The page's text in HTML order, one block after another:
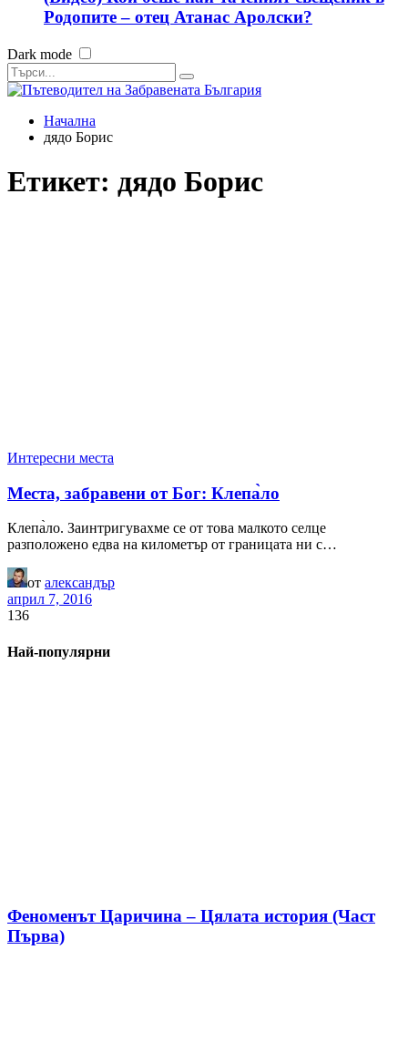
Родопите – отец Атанас Аролски?
Dark mode
Начална
дядо Борис
Етикет: дядо Борис
Интересни места
Места, забравени от Бог: Клепа̀ло
Клепа̀ло. Заинтригувахме се от това малкото селце
разположено едва на километър от границата ни с…
от александър
април 7, 2016
136
Най-популярни
Феноменът Царичина – Цялата история (Част
Първа)